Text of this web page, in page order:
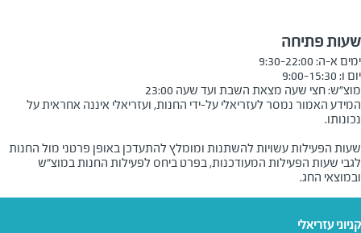
שעות פתיחה
מוצ״ש: חצי שעה מצאת השבת ועד שעה 23:00
המידע האמור נמסר לעזריאלי על-ידי החנות, ועזריאלי איננה אחראית על
שעות הפעילות עשויות להשתנות ומומלץ להתעדכן באופן פרטני מול החנות
לגבי שעות הפעילות המעודכנות, בפרט ביחס לפעילות החנות במוצ"ש
ובמוצאי החג.
קניוני עזריאלי